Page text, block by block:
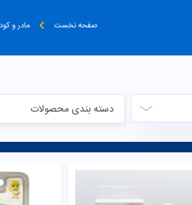
صفحه نخست مادر و
دسته بندی محصولات